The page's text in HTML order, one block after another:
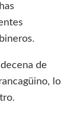
de
lo